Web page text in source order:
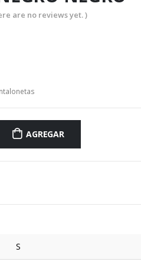
are no reviews yet. )
AGREGAR
S